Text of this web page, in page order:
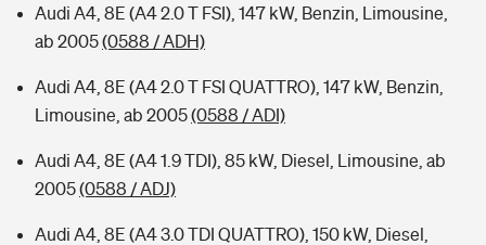
Audi A4, 8E (A4 2.0 T FSI), 147 kW, Benzin, Limousine,
ab 2005(0588 / ADH)
Audi A4, 8E (A4 2.0 T FSI QUATTRO), 147 kW, Benzin,
Limousine, ab 2005(0588 / ADI)
Audi A4, 8E (A4 1.9 TDI), 85 kW, Diesel, Limousine, ab
2005(0588 / ADJ)
Audi A4, 8E (A4 3.0 TDI QUATTRO), 150 kW, Diesel,